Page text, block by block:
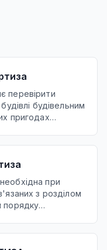
перевірити
будівельним
пригодах
при
з розділом
порядку